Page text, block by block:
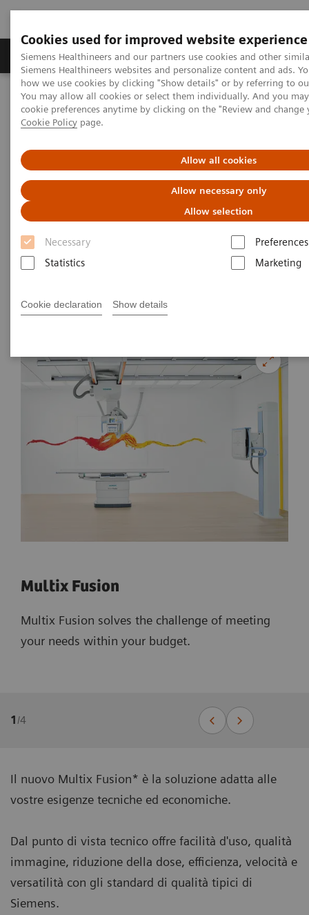
Cookies used for improved website experience
Siemens Healthineers and our partners use cookies and other
Siemens Healthineers websites and personalize content and ads.
how we use cookies by clicking "Show details" or by referring to
You may allow all cookies or select them individually. And you
cookie preferences anytime by clicking on the "Review and
Cookie Policy page.
Allow all cookies
Allow necessary only
Allow selection
Necessary
Preferences
Statistics
Marketing
Cookie declaration Show details
Soluzioni e servizi Insights La nostra
Home Medical Imaging
Sistemi di radiologia
Digital Radiography Systems
Multix Fusion
Multix Fusion
Fits your needs. Fits your budget.
Multix Fusion
Multix Fusion solves the challenge of meeting
your needs within your budget.
1/4
Il nuovo Multix Fusion* è la soluzione adatta alle
vostre esigenze tecniche ed economiche.
Dal punto di vista tecnico offre facilità d'uso, qualità
immagine, riduzione della dose, efficienza, velocità e
versatilità con gli standard di qualità tipici di
Siemens.